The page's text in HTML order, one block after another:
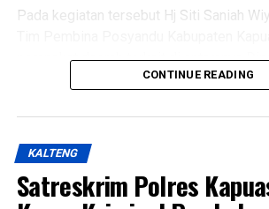
“Kegiatan ini juga mengacu pada
calon Paskibraka terpilih wajib mengikuti
pendidikan dan pelatihan sebelum
pengibaran dan penurunan Duplikat
Indonesia,” ujarnya. (Ujg/SB)
Views: 9
Pada kegiatan tersebut Hj Siti Saniah
perangkat daerah terkait di antaranya
Masyarakat dan Desa (DPMD) Dinas
Pengendalian Penduduk dan Keluarga
(P3APPKB) Dinas Sosial Pemerintah
Timur Pemdes serta kader Posyandu.
Menurutnya kunjungan kasih ini
CONTINUE READING
KALTENG
Satreskrim Polres